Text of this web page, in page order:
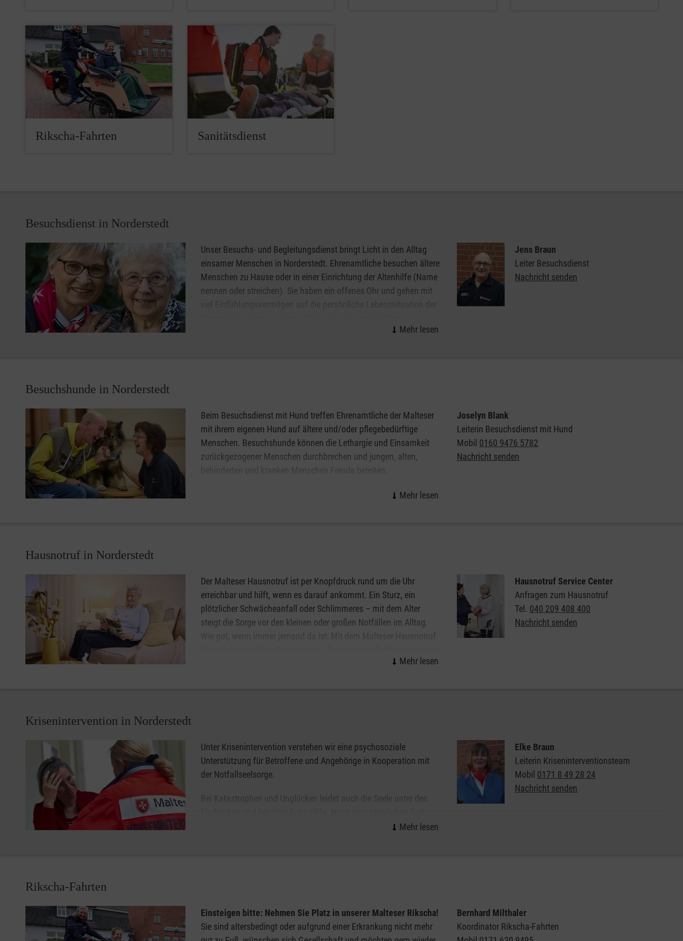
Rikscha-Fahrten Sanitätsdienst
Besuchsdienst in Norderstedt
Unser Besuchs- und Begleitungsdienst bringt Licht in den Alltag
einsamer Menschen in Norderstedt. Ehrenamtliche besuchen ältere
Menschen zu Hause oder in einer Einrichtung der Altenhilfe (Name
nennen oder streichen). Sie haben ein offenes Ohr und gehen mit
Bedürfnisse, für die Lebensgeschichte und das aktuelle Befinden.
Jens Braun
Leiter Besuchsdienst
Nachricht senden
Besuchshunde in Norderstedt
Beim Besuchsdienst mit Hund treffen Ehrenamtliche der Malteser
mit ihrem eigenen Hund auf ältere und/oder pflegebedürftige
Menschen. Besuchshunde können die Lethargie und Einsamkeit
zurückgezogener Menschen durchbrechen und jungen, alten,
behinderten und kranken Menschen Freude bereiten.
Hier in Norderstedt pflegen wir Kooperationen mit bsp. Name
Einrichtung in Norderstedt, in der Sie sich einen regelmäßigen Besuch von Hunden gut vorstellen können? Dann
kontaktieren Sie uns!
Joselyn Blank
Leiterin Besuchsdienst mit Hund
Mobil 0160 9476 5782
Nachricht senden
Hausnotruf in Norderstedt
Der Malteser Hausnotruf ist per Knopfdruck rund um die Uhr
erreichbar und hilft, wenn es darauf ankommt. Ein Sturz, ein
plötzlicher Schwächeanfall oder Schlimmeres – mit dem Alter
steigt die Sorge vor den kleinen oder großen Notfällen im Alltag.
Wie gut, wenn immer jemand da ist: Mit dem Malteser Hausnotruf
unbeschwert zu Hause in Norderstedt leben. Das kleine, handliche
Lassen Sie sich unter 040 209 408 400
unverbindlich beraten und erhalten weitere Informationen zum Malteser
Hausnotruf Service Center
Anfragen zum Hausnotruf
Tel. 040 209 408 400
Nachricht senden
Krisenintervention in Norderstedt
Unter Krisenintervention verstehen wir eine psychosoziale
Unterstützung für Betroffene und Angehörige in Kooperation mit
der Notfallseelsorge.
Bei Katastrophen und Unglücken leidet auch die Seele unter den
eines Angehörigen, nach Katastrophen und Ähnlichem stehen die
Einsätzen zu verarbeiten.
Elke Braun
Leiterin Kriseninterventionsteam
Mobil 0171 8 49 28 24
Nachricht senden
Rikscha-Fahrten
Einsteigen bitte: Nehmen Sie Platz in unserer Malteser Rikscha!
Sie sind altersbedingt oder aufgrund einer Erkrankung nicht mehr
Bernhard Milthaler
Koordinator Rikscha-Fahrten